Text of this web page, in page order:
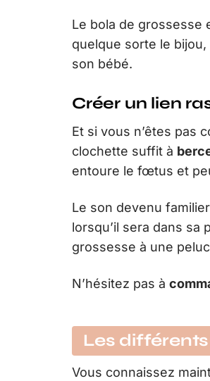
Le bola de grossesse
quelque sorte le
son bébé.
Créer un lien
Et si vous n’êtes pas
clochette suffit à
entoure le fœtus et
Le son devenu
lorsqu’il sera dans
grossesse à une
N’hésitez pas à
Les
Vous connaissez